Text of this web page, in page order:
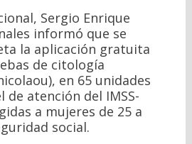
Sergio Enrique
informó que se
la aplicación gratuita
de citología
en 65 unidades
de atención del IMSS-
a mujeres de 25 a
social.